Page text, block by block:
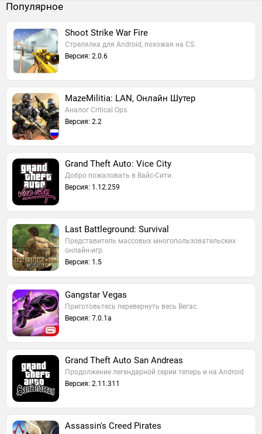
Популярное
Shoot Strike War Fire
Стрелялка для Android, похожая на CS.
Версия: 2.0.6
MazeMilitia: LAN, Онлайн Шутер
Аналог Critical Ops.
Версия: 2.2
Grand Theft Auto: Vice City
Добро пожаловать в Вайс-Сити.
Версия: 1.12.259
Last Battleground: Survival
Представитель массовых многопользовательских
онлайн-игр.
Версия: 1.5
Gangstar Vegas
Приготовьтесь перевернуть весь Вегас.
Версия: 7.0.1a
Grand Theft Auto San Andreas
Продолжение легендарной серии теперь и на Android
Версия: 2.11.311
Assassin's Creed Pirates